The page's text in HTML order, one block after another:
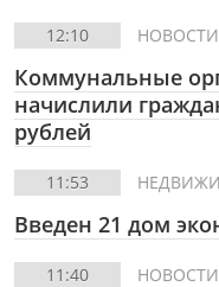
12:10 НОВОСТИ
Коммунальные
начислили
рублей
11:53
Введен 21 дом
11:40 НОВОСТИ